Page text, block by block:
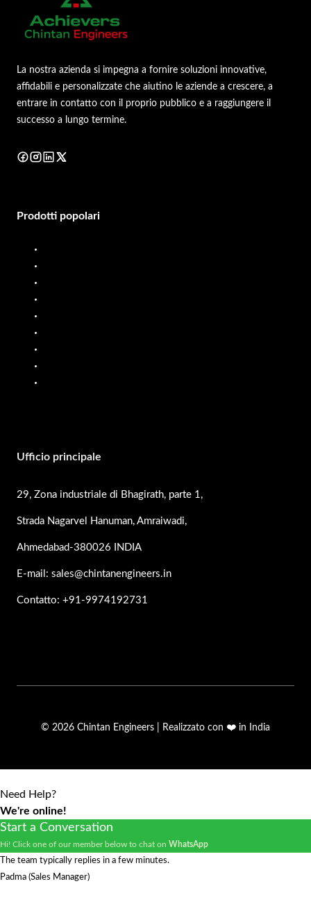
La nostra azienda si impegna a fornire soluzioni innovative,
affidabili e personalizzate che aiutino le aziende a crescere, a
entrare in contatto con il proprio pubblico e a raggiungere il
successo a lungo termine.
Prodotti popolari
Ufficio principale
29, Zona industriale di Bhagirath, parte 1,
Strada Nagarvel Hanuman, Amraiwadi,
Ahmedabad-380026 INDIA
E-mail: sales@chintanengineers.in
Contatto: +91-9974192731
© 2026 Chintan Engineers | Realizzato con ❤️ in India
Need Help?
We're online!
Start a Conversation
Hi! Click one of our member below to chat on WhatsApp
The team typically replies in a few minutes.
Padma (Sales Manager)